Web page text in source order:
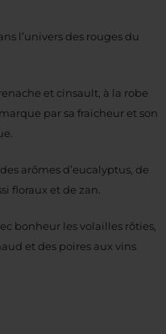
l’univers des rouges du
et cinsault, à la robe
par sa fraicheur et son
arômes d’eucalyptus, de
floraux et de zan.
bonheur les volailles rôties,
et des poires aux vins